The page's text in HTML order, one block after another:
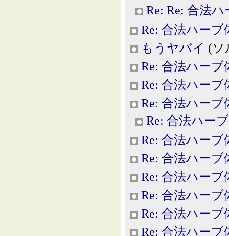
Re: Re: 合法
Re: 合法ハーブ
もうヤバイ (ソ
Re: 合法ハーブ
Re: 合法ハーブ
Re: 合法ハーブ
Re: 合法ハー
Re: 合法ハーブ
Re: 合法ハーブ
Re: 合法ハーブ
Re: 合法ハーブ
Re: 合法ハーブ
Re: 合法ハーブ